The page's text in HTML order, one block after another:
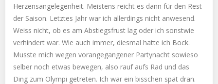
Herzensangelegenheit. Meistens reicht es dann für den Rest
der Saison. Letztes Jahr war ich allerdings nicht anwesend.
Weiss nicht, ob es am Abstiegsfrust lag oder ich sonstwie
verhindert war. Wie auch immer, diesmal hatte ich Bock.
Musste mich wegen vorangegangener Partynacht sowieso
selber noch etwas bewegen, also rauf aufs Rad und das
Ding zum Olympi getreten. Ich war ein bisschen spät dran.